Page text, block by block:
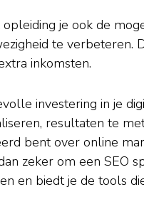
je ook de
te verbeteren.
inkomsten.
investering in je
resultaten te
bent over online
zeker om een SEO
en biedt je de tools